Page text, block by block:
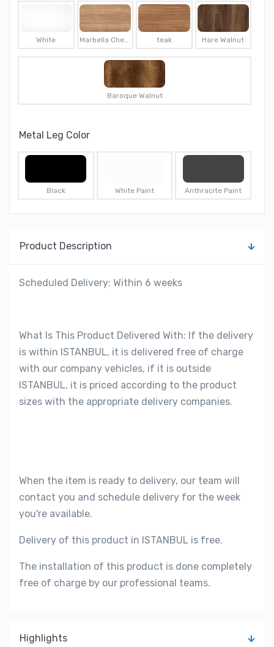
White Marbella Cherry teak Hare Walnut
Baroque Walnut
Metal Leg Color
Black White Paint Anthracite Paint
Product Description
Scheduled Delivery: Within 6 weeks
What Is This Product Delivered With: If the delivery
is within ISTANBUL, it is delivered free of charge
with our company vehicles, if it is outside
ISTANBUL, it is priced according to the product
sizes with the appropriate delivery companies.
When the item is ready to delivery, our team will
contact you and schedule delivery for the week
you're available.
Delivery of this product in ISTANBUL is free.
The installation of this product is done completely
free of charge by our professional teams.
Highlights